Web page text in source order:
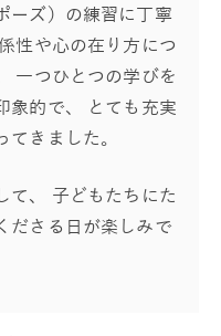
ーズ）の練習に丁寧
性や心の在り方につ
一つひとつの学びを
象的で、 とても充実
きました。
て、 子どもたちにた
ださる日が楽しみで